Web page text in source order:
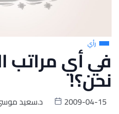
رأي
في أي مراتب
نحن؟!
د.سعيد
2009-04-15